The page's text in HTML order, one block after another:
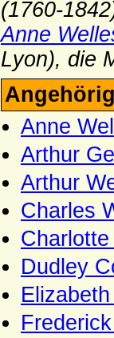
(1760-
Anne
Lyon), die
Anne
Arthur
Arthur
Charles
Dudley